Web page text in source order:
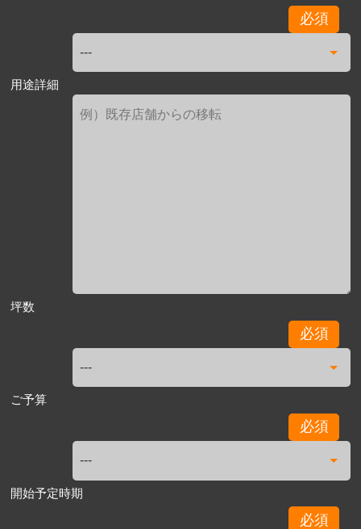
必須
用途詳細
坪数
必須
ご予算
必須
開始予定時期
必須